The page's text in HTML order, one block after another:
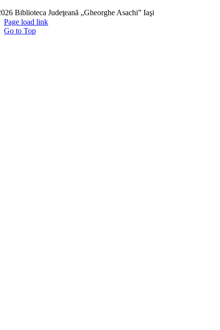
Biblioteca Judeţeană „Gheorghe Asachi” Iaşi
Page load link
Go to Top